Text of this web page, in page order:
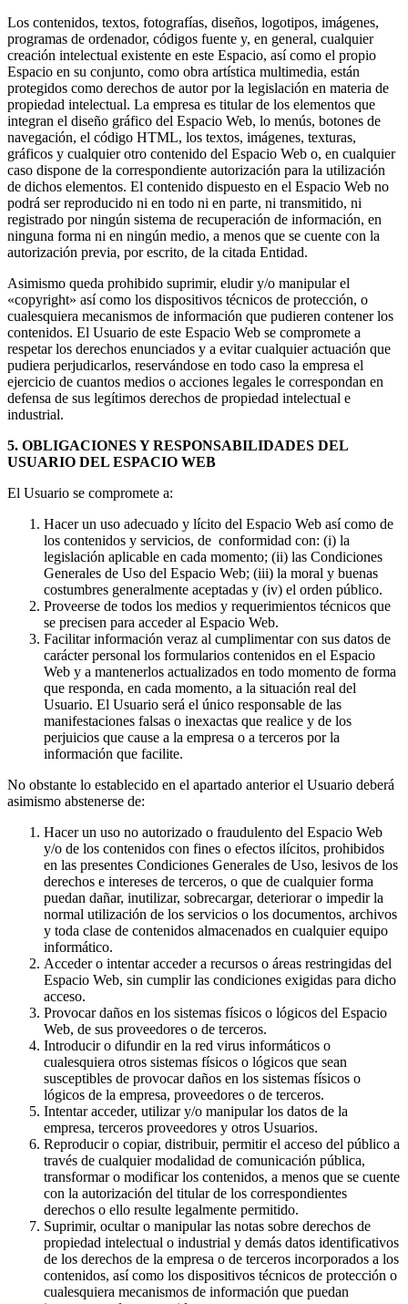
Los contenidos, textos, fotografías, diseños, logotipos, imágenes,
programas de ordenador, códigos fuente y, en general, cualquier
creación intelectual existente en este Espacio, así como el propio
Espacio en su conjunto, como obra artística multimedia, están
protegidos como derechos de autor por la legislación en materia de
propiedad intelectual. La empresa es titular de los elementos que
integran el diseño gráfico del Espacio Web, lo menús, botones de
navegación, el código HTML, los textos, imágenes, texturas,
gráficos y cualquier otro contenido del Espacio Web o, en cualquier
caso dispone de la correspondiente autorización para la utilización
de dichos elementos. El contenido dispuesto en el Espacio Web no
podrá ser reproducido ni en todo ni en parte, ni transmitido, ni
registrado por ningún sistema de recuperación de información, en
ninguna forma ni en ningún medio, a menos que se cuente con la
autorización previa, por escrito, de la citada Entidad.
Asimismo queda prohibido suprimir, eludir y/o manipular el
«copyright» así como los dispositivos técnicos de protección, o
cualesquiera mecanismos de información que pudieren contener los
contenidos. El Usuario de este Espacio Web se compromete a
respetar los derechos enunciados y a evitar cualquier actuación que
pudiera perjudicarlos, reservándose en todo caso la empresa el
ejercicio de cuantos medios o acciones legales le correspondan en
defensa de sus legítimos derechos de propiedad intelectual e
industrial.
5. OBLIGACIONES Y RESPONSABILIDADES DEL
USUARIO DEL ESPACIO WEB
El Usuario se compromete a:
Hacer un uso adecuado y lícito del Espacio Web así como de
los contenidos y servicios, de conformidad con: (i) la
legislación aplicable en cada momento; (ii) las Condiciones
Generales de Uso del Espacio Web; (iii) la moral y buenas
costumbres generalmente aceptadas y (iv) el orden público.
Proveerse de todos los medios y requerimientos técnicos que
se precisen para acceder al Espacio Web.
Facilitar información veraz al cumplimentar con sus datos de
carácter personal los formularios contenidos en el Espacio
Web y a mantenerlos actualizados en todo momento de forma
que responda, en cada momento, a la situación real del
Usuario. El Usuario será el único responsable de las
manifestaciones falsas o inexactas que realice y de los
perjuicios que cause a la empresa o a terceros por la
información que facilite.
No obstante lo establecido en el apartado anterior el Usuario deberá
asimismo abstenerse de:
Hacer un uso no autorizado o fraudulento del Espacio Web
y/o de los contenidos con fines o efectos ilícitos, prohibidos
en las presentes Condiciones Generales de Uso, lesivos de los
derechos e intereses de terceros, o que de cualquier forma
puedan dañar, inutilizar, sobrecargar, deteriorar o impedir la
normal utilización de los servicios o los documentos, archivos
y toda clase de contenidos almacenados en cualquier equipo
informático.
Acceder o intentar acceder a recursos o áreas restringidas del
Espacio Web, sin cumplir las condiciones exigidas para dicho
acceso.
Provocar daños en los sistemas físicos o lógicos del Espacio
Web, de sus proveedores o de terceros.
Introducir o difundir en la red virus informáticos o
cualesquiera otros sistemas físicos o lógicos que sean
susceptibles de provocar daños en los sistemas físicos o
lógicos de la empresa, proveedores o de terceros.
Intentar acceder, utilizar y/o manipular los datos de la
empresa, terceros proveedores y otros Usuarios.
Reproducir o copiar, distribuir, permitir el acceso del público a
través de cualquier modalidad de comunicación pública,
transformar o modificar los contenidos, a menos que se cuente
con la autorización del titular de los correspondientes
derechos o ello resulte legalmente permitido.
Suprimir, ocultar o manipular las notas sobre derechos de
propiedad intelectual o industrial y demás datos identificativos
de los derechos de la empresa o de terceros incorporados a los
contenidos, así como los dispositivos técnicos de protección o
cualesquiera mecanismos de información que puedan